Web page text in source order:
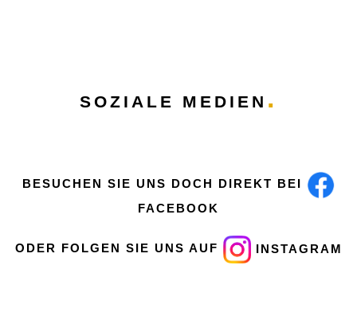
SOZIALE MEDIEN
BESUCHEN SIE UNS DOCH DIREKT BEI
FACEBOOK
ODER FOLGEN SIE UNS AUF INSTAGRAM